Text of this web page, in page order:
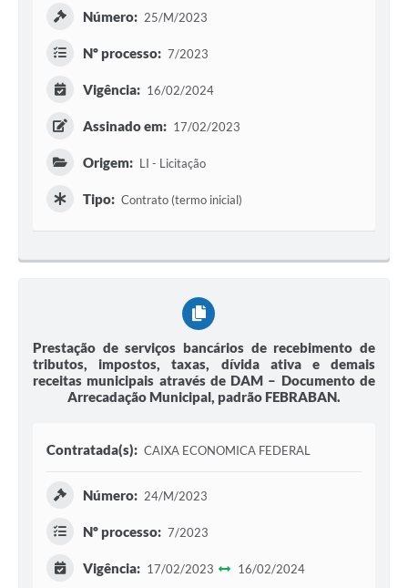
Número: 25/M/2023
Nº processo: 7/2023
Vigência: 16/02/2024
Assinado em: 17/02/2023
Origem: LI - Licitação
Tipo: Contrato (termo inicial)
Prestação de serviços bancários de recebimento de
tributos, impostos, taxas, dívida ativa e demais
receitas municipais através de DAM – Documento de
Arrecadação Municipal, padrão FEBRABAN.
Contratada(s): CAIXA ECONOMICA FEDERAL
Número: 24/M/2023
Nº processo: 7/2023
Vigência: 17/02/2023 16/02/2024